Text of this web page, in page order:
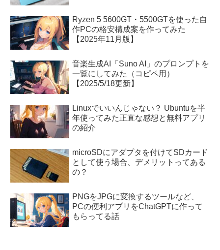
Ryzen 5 5600GT・5500GTを使った自
作PCの格安構成案を作ってみた
【2025年11月版】
音楽生成AI「Suno AI」のプロンプトを
一覧にしてみた（コピペ用）
【2025/5/18更新】
Linuxでいいんじゃない？ Ubuntuを半
年使ってみた正直な感想と無料アプリ
の紹介
microSDにアダプタを付けてSDカード
として使う場合、デメリットってある
の？
PNGをJPGに変換するツールなど、
PCの便利アプリをChatGPTに作って
もらってる話